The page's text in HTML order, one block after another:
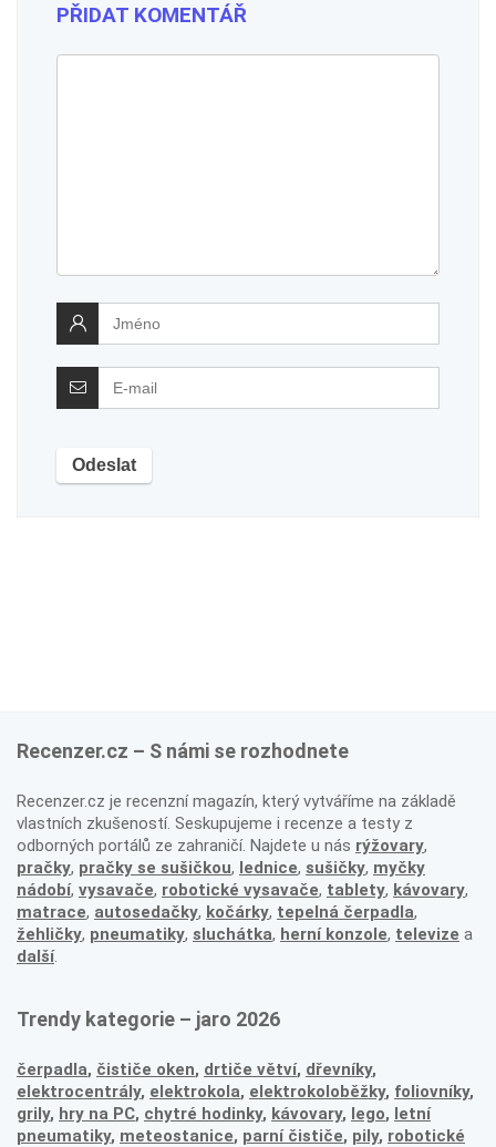
PŘIDAT KOMENTÁŘ
Recenzer.cz – S námi se rozhodnete
Recenzer.cz je recenzní magazín, který vytváříme na základě
vlastních zkušeností. Seskupujeme i recenze a testy z
odborných portálů ze zahraničí. Najdete u nás rýžovary,
pračky, pračky se sušičkou, lednice, sušičky, myčky
nádobí, vysavače, robotické vysavače, tablety, kávovary,
matrace, autosedačky, kočárky, tepelná čerpadla,
žehličky, pneumatiky, sluchátka, herní konzole, televize a
další.
Trendy kategorie – jaro 2026
čerpadla, čističe oken, drtiče větví, dřevníky,
elektrocentrály, elektrokola, elektrokoloběžky, foliovníky,
grily, hry na PC, chytré hodinky, kávovary, lego, letní
pneumatiky, meteostanice, parní čističe, pily, robotické